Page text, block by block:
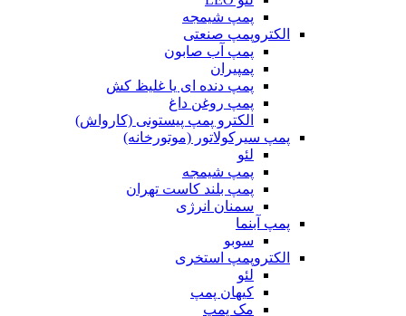
پمپ شیمجه
الکتروپمپ صنعتی
پمپ آب صابون
پمپیران
پمپ دنده ای یا غلیظ کش
پمپ روغن داغ
الکترو پمپ پیستونی (کارواش)
پمپ سیرکولاتور (موتورخانه)
لئو
پمپ شیمجه
پمپ بلند کاست تهران
سمنان انرژی
پمپ آبنما
سوبو
الکتروپمپ استخری
لئو
کیهان پمپ
مک پمپ